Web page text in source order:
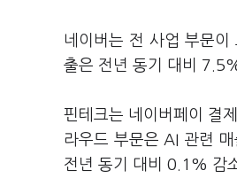
네이버는 전 사업 부문이
출은 전년 동기 대비
핀테크는 네이버페이 결
라우드 부문은 AI 관련
전년 동기 대비 0.1% 감